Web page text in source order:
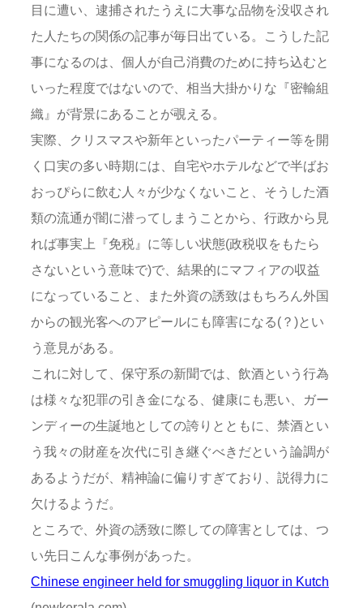
目に遭い、逮捕されたうえに大事な品物を没収され
た人たちの関係の記事が毎日出ている。こうした記
事になるのは、個人が自己消費のために持ち込むと
いった程度ではないので、相当大掛かりな『密輸組
織』が背景にあることが覗える。
実際、クリスマスや新年といったパーティー等を開
く口実の多い時期には、自宅やホテルなどで半ばお
おっぴらに飲む人々が少なくないこと、そうした酒
類の流通が闇に潜ってしまうことから、行政から見
れば事実上『免税』に等しい状態(政税収をもたら
さないという意味で)で、結果的にマフィアの収益
になっていること、また外資の誘致はもちろん外国
からの観光客へのアピールにも障害になる(？)とい
う意見がある。
これに対して、保守系の新聞では、飲酒という行為
は様々な犯罪の引き金になる、健康にも悪い、ガー
ンディーの生誕地としての誇りとともに、禁酒とい
う我々の財産を次代に引き継ぐべきだという論調が
あるようだが、精神論に偏りすぎており、説得力に
欠けるようだ。
ところで、外資の誘致に際しての障害としては、つ
い先日こんな事例があった。
Chinese engineer held for smuggling liquor in Kutch